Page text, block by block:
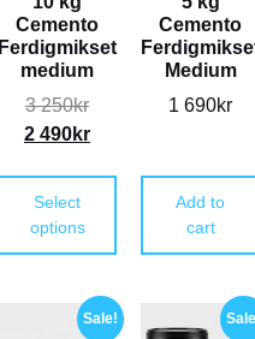
Cemento
Ferdigmikset
medium
3 250kr
2 490kr
Select
options
Cemento
Medium
1 690kr
Add to
cart
Sale!